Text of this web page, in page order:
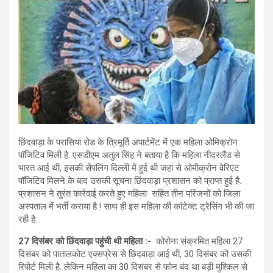
छिंदवाड़ा के परासिया रोड के त्रिमूर्ति अपार्टमेंट में एक महिला ओमिक्रोन
पॉजिटिव मिली है. एसडीएम अतुल सिंह ने बताया है कि महिला नीदरलैंड से
भारत आई थी, इसकी सेंपलिंग दिल्ली में हुई थी जहां से ओमीक्रोन वेरिएंट
पॉजिटिव मिलने के बाद उसकी सूचना छिंदवाड़ा प्रशासन को प्राप्त हुई है.
प्रशासन ने तुरंत कार्रवाई करते हुए महिला सहित तीन परिजनों को जिला
अस्पताल में भर्ती कराया है.! साथ ही इस महिला की कांटेक्ट ट्रेसिंग भी की जा
रही है.
27 दिसंबर को छिंदवाड़ा पहुंची थी महिला :- कोरोना संक्रमित महिला 27
दिसंबर को पातालकोट एक्सप्रेस से छिंदवाड़ा आई थी, 30 दिसंबर को उसकी
रिपोर्ट मिली है. लेकिन महिला का 30 दिसंबर से फोन बंद था बड़ी मुश्किल से